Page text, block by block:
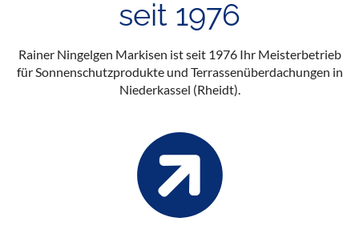
seit 1976
Rainer Ningelgen Markisen ist seit 1976 Ihr Meisterbetrieb
für Sonnenschutzprodukte und Terrassenüberdachungen in
Niederkassel (Rheidt).